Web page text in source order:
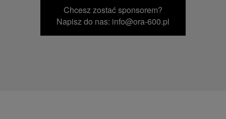
Chcesz zostać sponsorem?
Napisz do nas: info@ora-600.pl